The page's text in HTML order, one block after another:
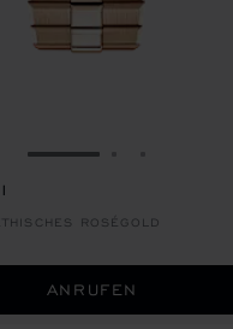
ZUR FOLIE GEHEN 1
ROSÉGOLD
ANRUFEN